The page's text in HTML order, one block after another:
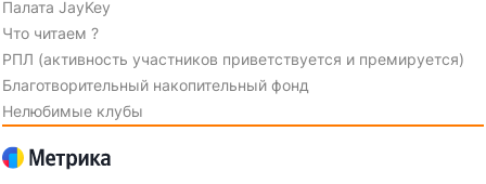
Палата JayKey
Что читаем ?
РПЛ (активность участников приветствуется и премируется)
Благотворительный накопительный фонд
Нелюбимые клубы